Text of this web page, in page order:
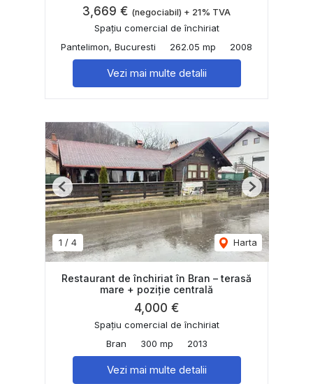
3,669 € (negociabil) + 21% TVA
Spațiu comercial de închiriat
Pantelimon, Bucuresti
262.05 mp 2008
Vezi mai multe detalii
1 / 4 Harta
Previous Next
Restaurant de închiriat în Bran – terasă
mare + poziție centrală
4,000 €
Spațiu comercial de închiriat
Bran
300 mp 2013
Vezi mai multe detalii